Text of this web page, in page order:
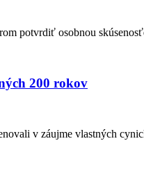
potvrdiť osobnou
200 rokov
v záujme vlastných